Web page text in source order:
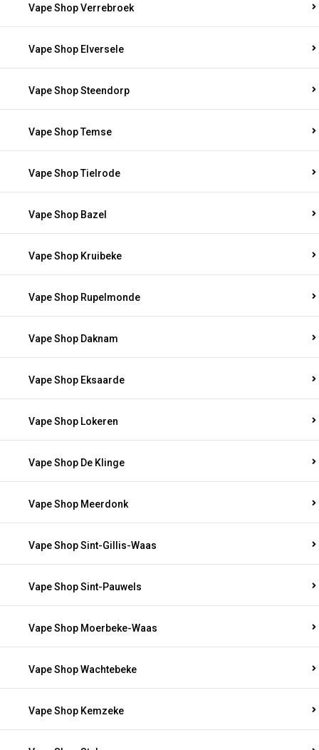
Vape Shop Verrebroek
Vape Shop Elversele
Vape Shop Steendorp
Vape Shop Temse
Vape Shop Tielrode
Vape Shop Bazel
Vape Shop Kruibeke
Vape Shop Rupelmonde
Vape Shop Daknam
Vape Shop Eksaarde
Vape Shop Lokeren
Vape Shop De Klinge
Vape Shop Meerdonk
Vape Shop Sint-Gillis-Waas
Vape Shop Sint-Pauwels
Vape Shop Moerbeke-Waas
Vape Shop Wachtebeke
Vape Shop Kemzeke